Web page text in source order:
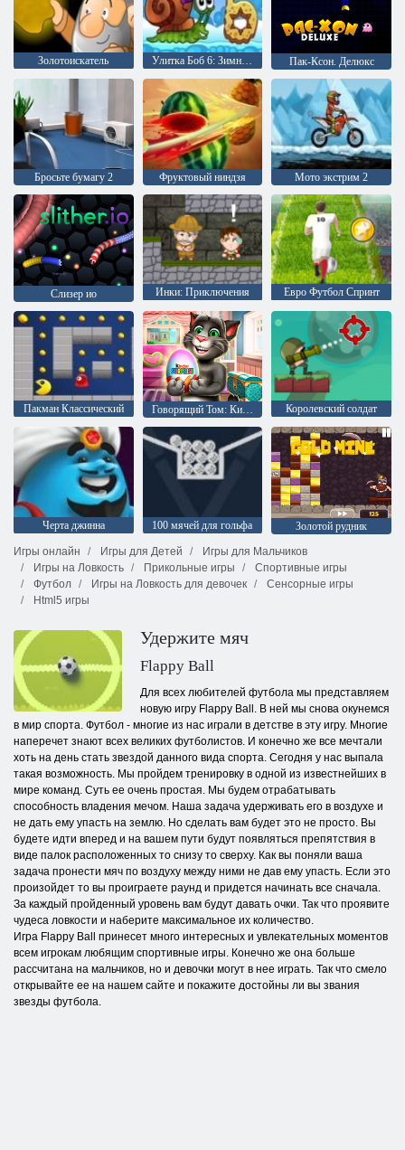
Золотоискатель Улитка Боб 6: Зимняя сказка Пак-Ксон. Делюкс
Бросьте бумагу 2 Фруктовый ниндзя Мото экстрим 2
Слизер ио Инки: Приключения Евро Футбол Спринт
Пакман Классический Говорящий Том: Киндер сюрприз Королевский солдат
Черта джинна 100 мячей для гольфа
Золотой рудник
Игры онлайн
Игры для Детей
Игры для Мальчиков
Игры на Ловкость
Прикольные игры
Спортивные игры
Футбол
Игры на Ловкость для девочек
Сенсорные игры
Html5 игры
Удержите мяч
Flappy Ball
Для всех любителей футбола мы представляем
новую игру Flappy Ball. В ней мы снова окунемся
в мир спорта. Футбол - многие из нас играли в детстве в эту игру. Многие
наперечет знают всех великих футболистов. И конечно же все мечтали
хоть на день стать звездой данного вида спорта. Сегодня у нас выпала
такая возможность. Мы пройдем тренировку в одной из известнейших в
мире команд. Суть ее очень простая. Мы будем отрабатывать
способность владения мечом. Наша задача удерживать его в воздухе и
не дать ему упасть на землю. Но сделать вам будет это не просто. Вы
будете идти вперед и на вашем пути будут появляться препятствия в
виде палок расположенных то снизу то сверху. Как вы поняли ваша
задача пронести мяч по воздуху между ними не дав ему упасть. Если это
произойдет то вы проиграете раунд и придется начинать все сначала.
За каждый пройденный уровень вам будут давать очки. Так что проявите
чудеса ловкости и наберите максимальное их количество.
Игра Flappy Ball принесет много интересных и увлекательных моментов
всем игрокам любящим спортивные игры. Конечно же она больше
рассчитана на мальчиков, но и девочки могут в нее играть. Так что смело
открывайте ее на нашем сайте и покажите достойны ли вы звания
звезды футбола.